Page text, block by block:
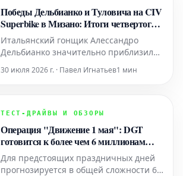
обслуживания. Данное специальное
предложение распрост
Победы Дельбианко и Туловича на CIV
Superbike в Мизано: Итоги четвертого
этапа
Итальянский гонщик Алессандро
Дельбианко значительно приблизился
года, одержав победу в первой гонке
Это был четвертый этап
Его победа позволила увелич
30 июля 2026 г. · Павел Игнатьев1 мин
ТЕСТ-ДРАЙВЫ И ОБЗОРЫ
Операция "Движение 1 мая": DGT
готовится к более чем 6 миллионам
перемещений
Для предстоящих праздничных дней
прогнозируется в общей сложности 6